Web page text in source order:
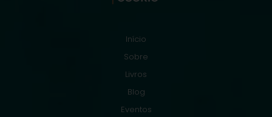
Início
Sobre
Livros
Blog
Eventos